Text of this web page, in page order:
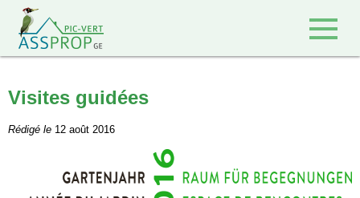
Visites guidées
Rédigé le 12 août 2016